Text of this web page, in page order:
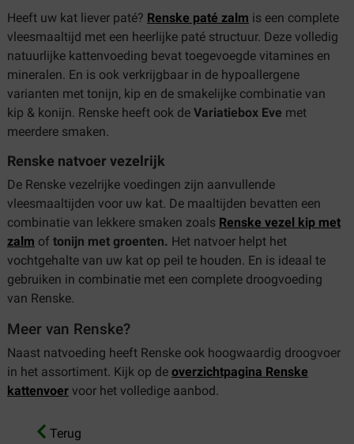
Heeft uw kat liever paté? Renske paté zalm is een complete
vleesmaaltijd met een heerlijke paté structuur. Deze volledig
natuurlijke kattenvoeding bevat toegevoegde vitamines en
mineralen. En is ook verkrijgbaar in de hypoallergene
varianten met tonijn, kip en de smakelijke combinatie van
kip & konijn. Renske heeft ook de Variatiebox Eve met
meerdere smaken.
Renske natvoer vezelrijk
De Renske vezelrijke voedingen zijn aanvullende
vleesmaaltijden voor uw kat. De maaltijden bevatten een
combinatie van lekkere smaken zoals Renske vezel kip met
zalm of tonijn met groenten. Het natvoer helpt het
vochtgehalte van uw kat op peil te houden. En is ideaal te
gebruiken in combinatie met een complete droogvoeding
van Renske.
Meer van Renske?
Naast natvoeding heeft Renske ook hoogwaardig droogvoer
in het assortiment. Kijk op de overzichtpagina Renske
kattenvoer voor het volledige aanbod.
Terug